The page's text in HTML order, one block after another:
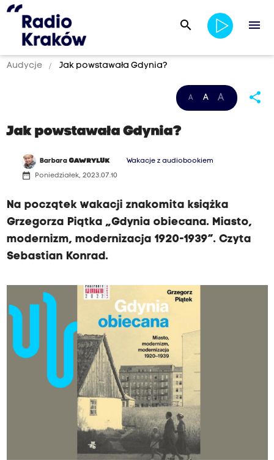
search menu
Audycje Jak powstawała Gdynia?
A A A share
Jak powstawała Gdynia?
BarbaraGAWRYLUK Wakacje z audiobookiem
date_range Poniedziałek, 2023.07.10
Na początek wakacji znakomita książka
Grzegorza Piątka „Gdynia obiecana. Miasto,
modernizm, modernizacja 1920-1939”. Czyta
Sebastian Konrad.